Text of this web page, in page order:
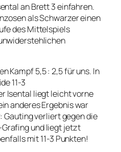
an Brett 3 einfahren.
als Schwarzer einen
des Mittelspiels
Kampf 5,5 : 2,5 für uns. In
11-3
Isental liegt leicht vorne
anderes Ergebnis war
verliert gegen die
und liegt jetzt
mit 11-3 Punkten!